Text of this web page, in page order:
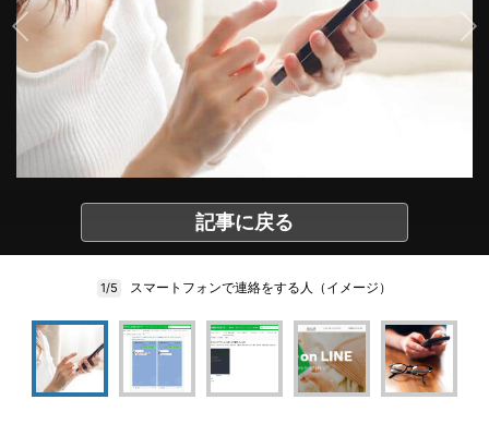
記事に戻る
1/5 スマートフォンで連絡をする人（イメージ）